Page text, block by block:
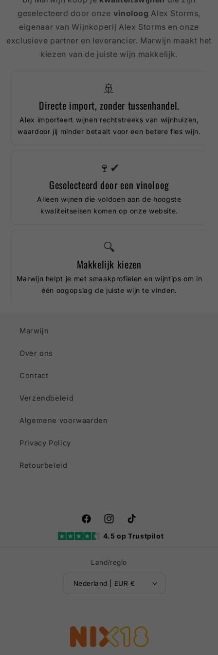
geselecteerd door onze vinoloog Alex Storms,
eigenaar van Wijnkoperij Alex Storms en onze
exclusieve partner en leverancier. Marwijn maakt het
kiezen van de juiste wijn makkelijk.
🚢
Directe import, zonder tussenhandel.
Alex importeert wijnen rechtstreeks van wijnhuizen,
waardoor jij minder betaalt voor een betere fles wijn.
🍷✔
Geselecteerd door een vinoloog
Alleen wijnen die voldoen aan de hoogste
kwaliteitseisen komen op onze website.
🔍
Makkelijk kiezen
Marwijn helpt je met smaakprofielen en wijntips om in
één oogopslag de juiste wijn te vinden.
Marwijn
Over ons
Contact
Verzendbeleid
Algemene voorwaarden
Privacy Policy
Retourbeleid
FacebookInstagramTikTok
4.5 op Trustpilot
Land/regio
Nederland | EUR €